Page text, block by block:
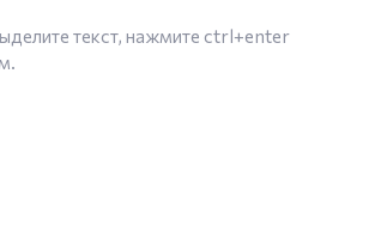
текст, нажмите ctrl+enter